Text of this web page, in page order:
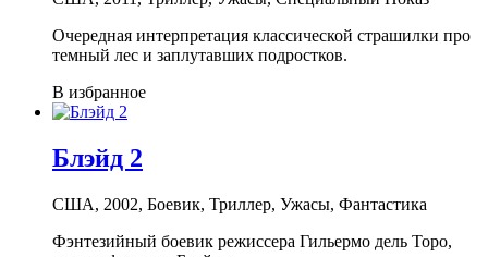
Очередная интерпретация классической страшилки про
темный лес и заплутавших подростков.
В избранное
Блэйд 2
США, 2002, Боевик, Триллер, Ужасы, Фантастика
Фэнтезийный боевик режиссера Гильермо дель Торо,